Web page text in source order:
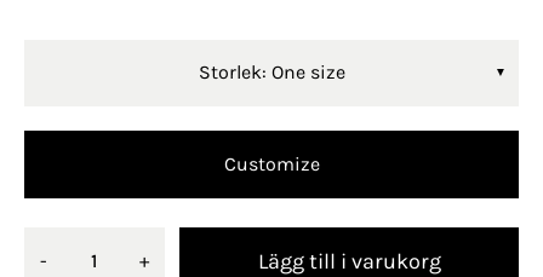
Storlek: One size
Customize
- + Lägg till i varukorg